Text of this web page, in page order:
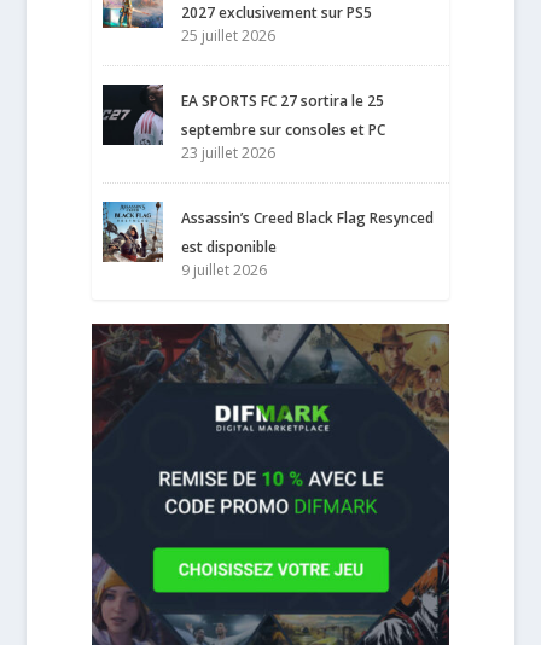
2027 exclusivement sur PS5
25 juillet 2026
EA SPORTS FC 27 sortira le 25
septembre sur consoles et PC
23 juillet 2026
Assassin’s Creed Black Flag Resynced
est disponible
9 juillet 2026